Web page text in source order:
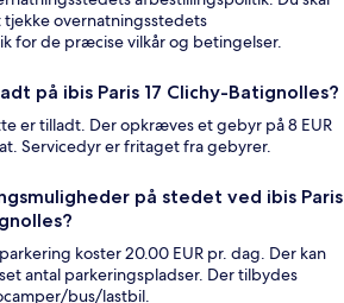
tjekke overnatningsstedets
for de præcise vilkår og betingelser.
på ibis Paris 17 Clichy-Batignolles?
er tilladt. Der opkræves et gebyr på 8 EUR
Servicedyr er fritaget fra gebyrer.
på stedet ved ibis Paris
koster 20.00 EUR pr. dag. Der kan
antal parkeringspladser. Der tilbydes
bus/lastbil.